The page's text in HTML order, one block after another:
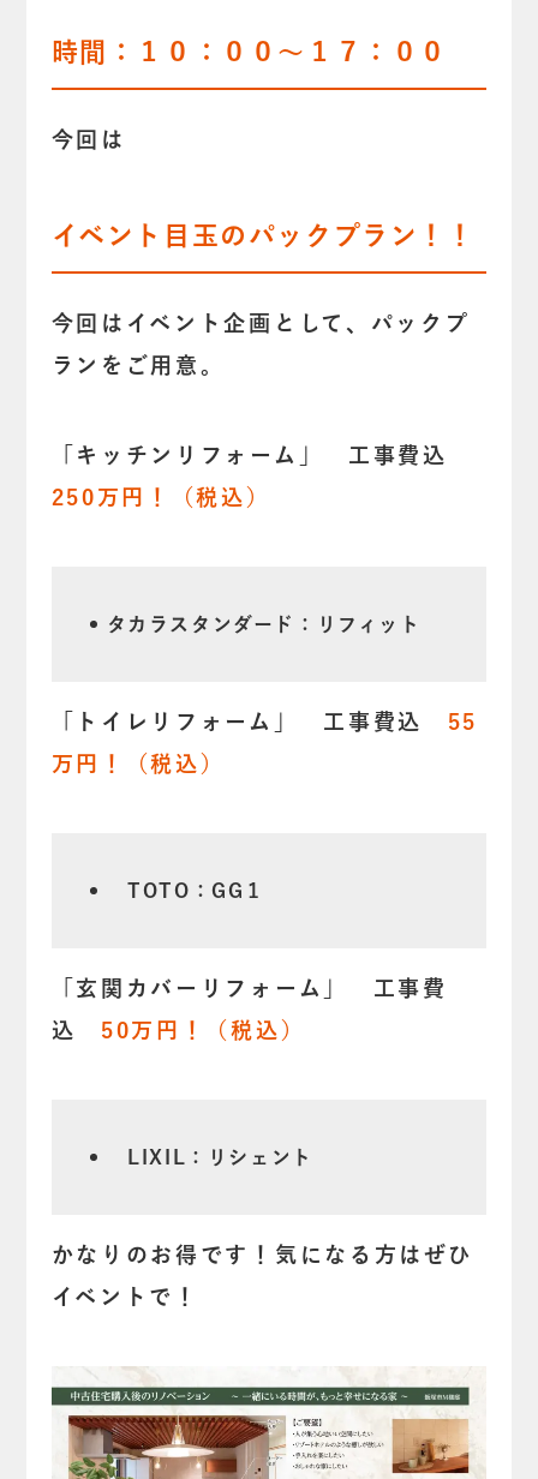
時間：１０：００～１７：００
今回は
イベント目玉のパックプラン！！
今回はイベント企画として、パックプ
ランをご用意。
「キッチンリフォーム」 工事費込
250万円！（税込）
タカラスタンダード：リフィット
「トイレリフォーム」 工事費込 55
万円！（税込）
TOTO：GG１
「玄関カバーリフォーム」 工事費
込 50万円！（税込）
LIXIL：リシェント
かなりのお得です！気になる方はぜひ
イベントで！